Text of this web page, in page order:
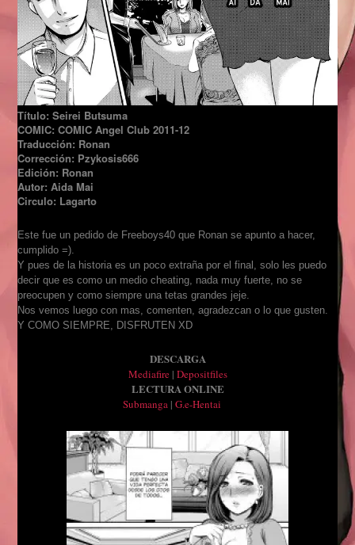
Título: Seirei Butsuma
COMIC: COMIC Angel Club 2011-12
Traducción: Ronan
Corrección: Pzykosis666
Edición: Ronan
Autor: Aida Mai
Circulo: Lagarto
Este fue un pedido de Freeboys40 que Ronan se apunto a hacer,
cumplido =).
Y pues de la historia es un poco extraña por el final, solo les puedo
decir que es como un medio cheating, nada muy fuerte, no se
preocupen y como siempre una tetas grandes jeje.
Nos vemos luego con mas, comenten, agradezcan o lo que gusten.
Y COMO SIEMPRE, DISFRUTEN XD
DESCARGA
Mediafire| Depositfiles
LECTURA ONLINE
Submanga| G.e-Hentai